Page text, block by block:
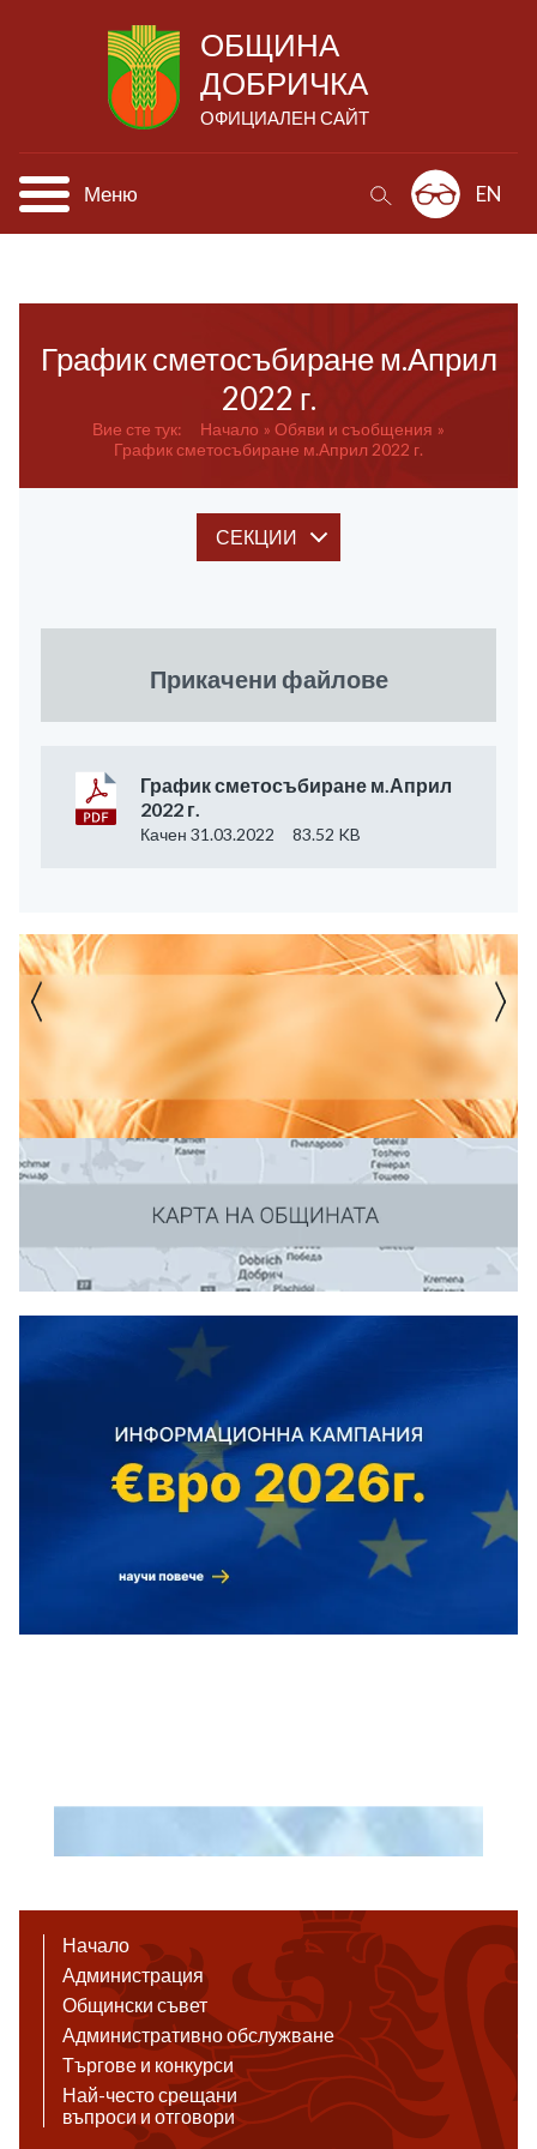
ОБЩИНА
ДОБРИЧКА
ОФИЦИАЛЕН САЙТ
Меню EN
График сметосъбиране м.Април
2022 г.
Вие сте тук: Начало
Обяви и съобщения
График сметосъбиране м.Април 2022 г.
СЕКЦИИ
Прикачени файлове
График сметосъбиране м.Април
2022 г.
Качен 31.03.2022 83.52 KB
Начало
Администрация
Общински съвет
Административно обслужване
Търгове и конкурси
Най-често срещани
въпроси и отговори